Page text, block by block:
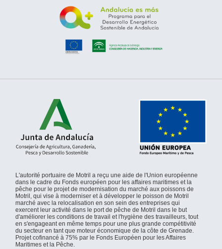
L'autorité portuaire de Motril a reçu une aide de l'Union européenne
dans le cadre du Fonds européen pour les affaires maritimes et la
pêche pour le projet de modernisation du marché aux poissons de
Motril, qui vise à moderniser et à développer le poisson de Motril
marché avec la relocalisation en son sein des entreprises qui
exercent leur activité dans le port de pêche de Motril dans le but
d'améliorer les conditions de travail et l'hygiène des travailleurs, tout
en s'engageant en même temps pour une plus grande compétitivité
du secteur en tant que moteur économique de la côte de Grenade.
Projet cofinancé à 75% par le Fonds Européen pour les Affaires
Maritimes et la Pêche.